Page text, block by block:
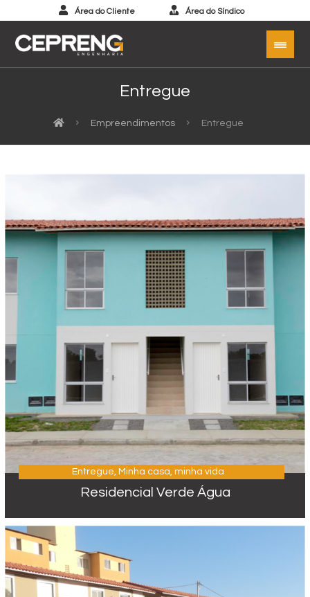
Área do Cliente Área do Síndico
Entregue
Empreendimentos Entregue
Entregue, Minha casa, minha vida
Residencial Verde Água